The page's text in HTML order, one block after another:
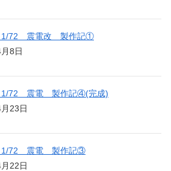
72 震電改 製作記①
8日
72 震電 製作記④(完成)
23日
1/72 震電 製作記③
22日